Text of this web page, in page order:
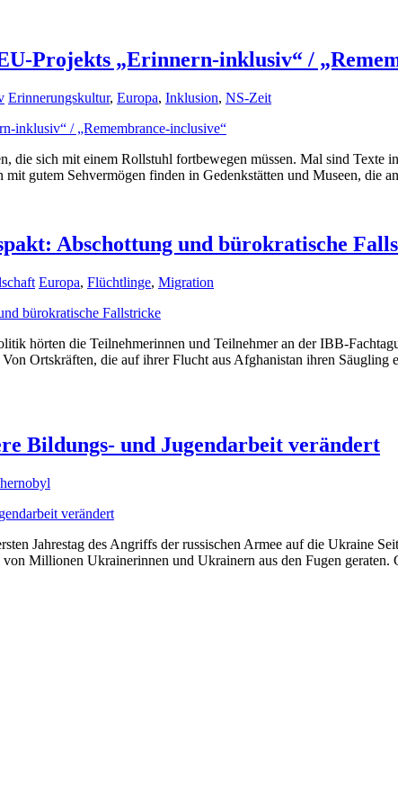
Projekts „Erinnern-inklusiv“ /
Erinnerungskultur, Europa, Inklusion, NS-Zeit
die sich mit einem Rollstuhl fortbewegen müssen. Mal sind Texte
mit gutem Sehvermögen finden in Gedenkstätten und Museen,
Abschottung und bürokratische
Europa, Flüchtlinge, Migration
hörten die Teilnehmerinnen und Teilnehmer an der IBB-
Ortskräften, die auf ihrer Flucht aus Afghanistan ihren Säugling
Bildungs- und Jugendarbeit verändert
Jahrestag des Angriffs der russischen Armee auf die Ukraine
Millionen Ukrainerinnen und Ukrainern aus den Fugen